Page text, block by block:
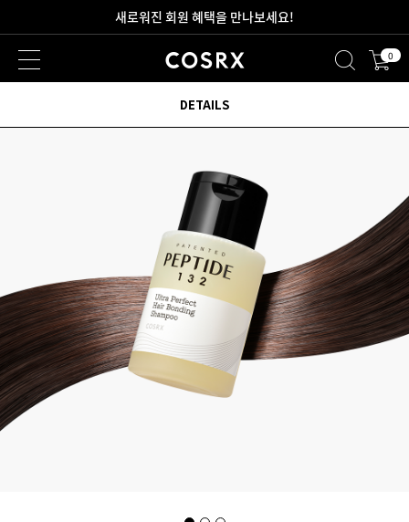
새로워진 회원 혜택을 만나보세요!
2만원 이상 무료 배송 0
DETAILS